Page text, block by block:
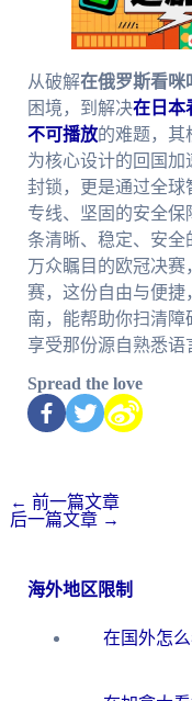
从破解在俄罗斯看咪
困境，到解决在日本
不可播放的难题，其
为核心设计的回国
封锁，更是通过全球
专线、坚固的安全
条清晰、稳定、安全
万众瞩目的欧冠决
赛，这份自由与便
南，能帮助你扫清
享受那份源自熟悉语
Spread the love
← 前一篇文章
后一篇文章 →
海外地区限制